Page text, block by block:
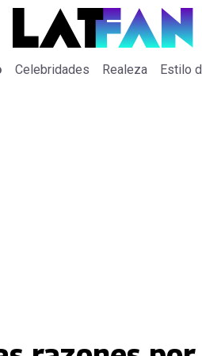
Celebridades Realeza Estilo